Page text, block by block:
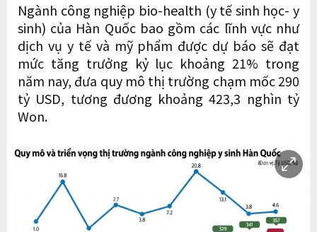
Ngành công nghiệp bio-health (y tế sinh học- y
sinh) của Hàn Quốc bao gồm các lĩnh vực như
dịch vụ y tế và mỹ phẩm được dự báo sẽ đạt
mức tăng trưởng kỷ lục khoảng 21% trong
năm nay, đưa quy mô thị trường chạm mốc 290
tỷ USD, tương đương khoảng 423,3 nghìn tỷ
Won.